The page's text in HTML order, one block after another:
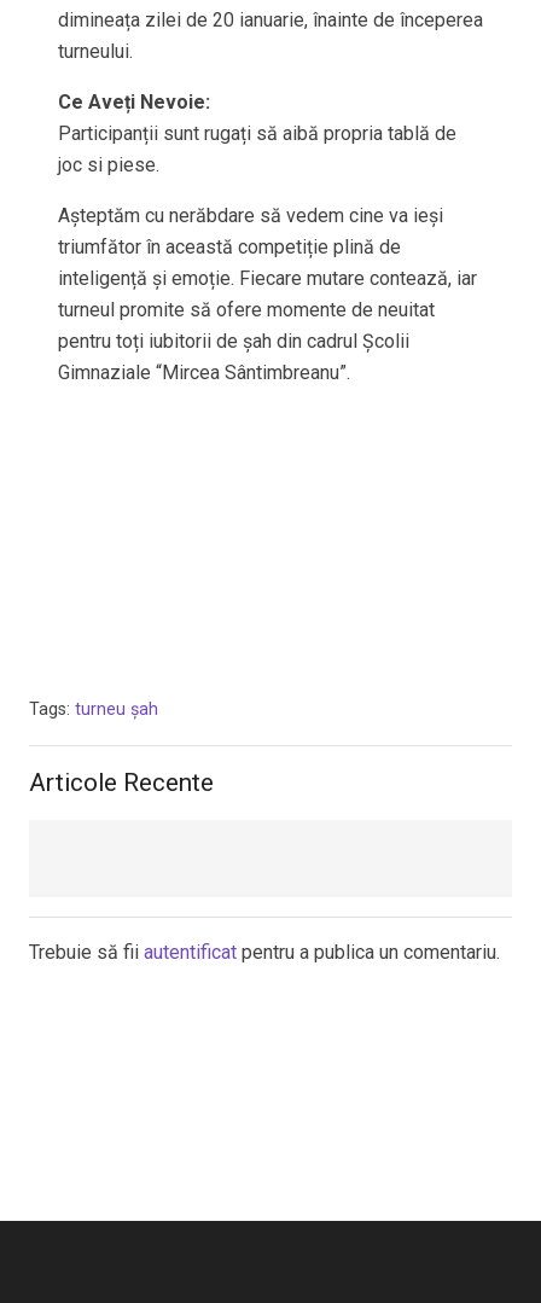
dimineața zilei de 20 ianuarie, înainte de începerea
turneului.
Ce Aveți Nevoie:
Participanții sunt rugați să aibă propria tablă de
joc si piese.
Așteptăm cu nerăbdare să vedem cine va ieși
triumfător în această competiție plină de
inteligență și emoție. Fiecare mutare contează, iar
turneul promite să ofere momente de neuitat
pentru toți iubitorii de șah din cadrul Școlii
Gimnaziale “Mircea Sântimbreanu”.
Tags: turneu șah
Articole Recente
Trebuie să fii autentificat pentru a publica un comentariu.